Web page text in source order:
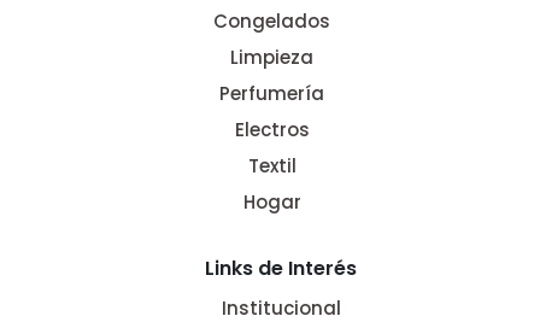
Congelados
Limpieza
Perfumería
Electros
Textil
Hogar
Links de Interés
Institucional